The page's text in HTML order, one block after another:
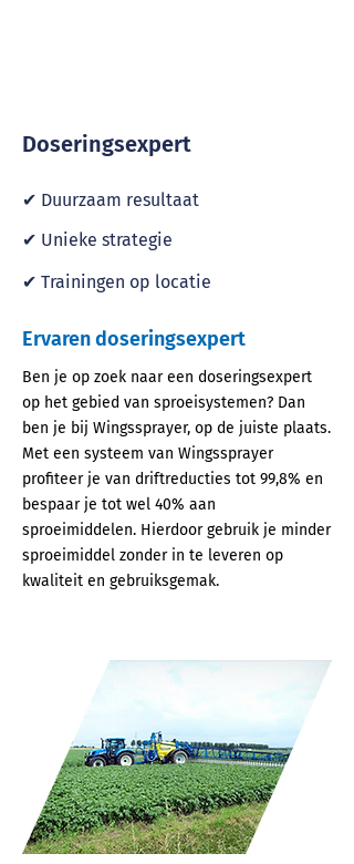
Doseringsexpert
✔ Duurzaam resultaat
✔ Unieke strategie
✔ Trainingen op locatie
Ervaren doseringsexpert
Ben je op zoek naar een doseringsexpert
op het gebied van sproeisystemen? Dan
ben je bij Wingssprayer, op de juiste plaats.
Met een systeem van Wingssprayer
profiteer je van driftreducties tot 99,8% en
bespaar je tot wel 40% aan
sproeimiddelen. Hierdoor gebruik je minder
sproeimiddel zonder in te leveren op
kwaliteit en gebruiksgemak.